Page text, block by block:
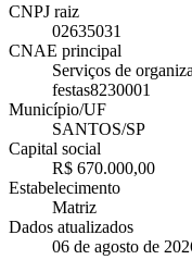
CNPJ raiz
02635031
CNAE principal
Serviços de
festas8230001
Município/UF
SANTOS/SP
Capital social
R$ 670.000,00
Estabelecimento
Matriz
Dados atualizados
06 de agosto de